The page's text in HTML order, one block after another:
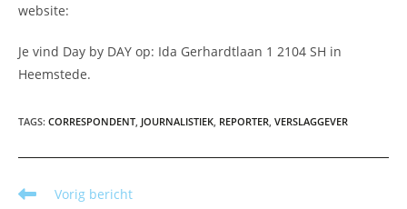
website:
Je vind Day by DAY op: Ida Gerhardtlaan 1 2104 SH in
Heemstede.
TAGS: CORRESPONDENT JOURNALISTIEK REPORTER VERSLAGGEVER
Lees
Vorig bericht